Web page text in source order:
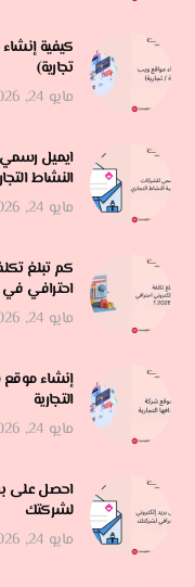
كيفية
تجارية)
مايو 24, 2026
ايميل
النشاط
مايو 24, 2026
كم تبلغ
احترافي في 2026
مايو 24, 2026
إنشاء
التجارية
مايو 24, 2026
احصل على
لشركتك
مايو 24, 2026